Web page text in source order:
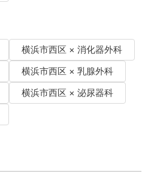
横浜市西区 × 消化器外科
横浜市西区 × 乳腺外科
横浜市西区 × 泌尿器科